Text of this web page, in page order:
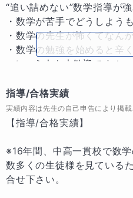
“追い詰めない”数学指導が
・数学が苦手でどうしよう
・数学の先生が怖くてなん
・数学の勉強を始めると辛
…という人も大歓迎です！
しっかり数学の点数を伸ば
~~~~~~
🐈数学が苦手な中高一貫校
に、真面目で努力している
けてしまうことがあります。
頑張っているのに点数に結
指導/合格実績
実績内容は先生の自己申告により掲
【指導/合格実績】
※16年間、中高一貫校で数
数多くの生徒様を見ている
合せ下さい。